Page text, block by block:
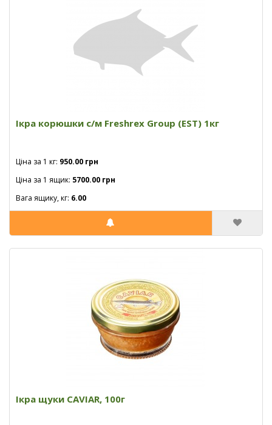
Ікра корюшки с/м Freshrex Group (EST) 1кг
Ціна за 1 кг: 950.00 грн
Ціна за 1 ящик: 5700.00 грн
Вага ящику, кг: 6.00
Ікра щуки CAVIAR, 100г